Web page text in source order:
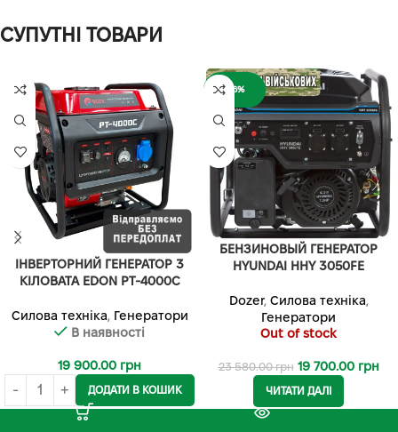
СУПУТНІ ТОВАРИ
ІНВЕРТОРНИЙ ГЕНЕРАТОР 3
КІЛОВАТА EDON PT-4000C
Силова техніка, Генератори
В наявності
19 900.00 грн
ДОДАТИ В КОШИК
-16%
БЕНЗИНОВЫЙ ГЕНЕРАТОР
HYUNDAI HHY 3050FE
Dozer, Силова техніка,
Генератори
Out of stock
23 580.00грн 19 700.00 грн
ЧИТАТИ ДАЛІ